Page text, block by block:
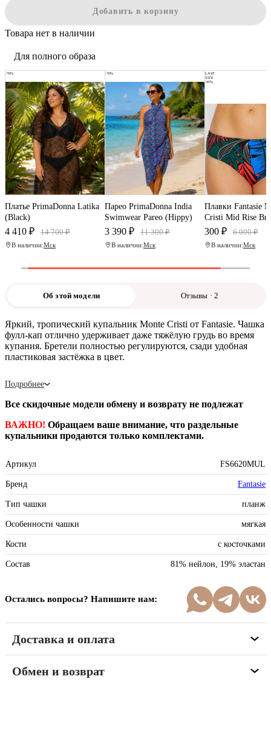
Добавить в корзину
Товара нет в наличии
Для полного образа
-70%
Платье PrimaDonna Latika
(Black)
4 410 ₽ 14 700 ₽
В наличии:Мск
-70%
Парео PrimaDonna India
Swimwear Pareo (Hippy)
3 390 ₽ 11 300 ₽
В наличии:Мск
LAST
SIZE
-95%
Плавки Fantasie
Cristi Mid Rise
300 ₽ 6 000 ₽
В наличии:Мск
Об этой модели Отзывы · 2
Яркий, тропический купальник Monte Cristi от Fantasie. Чашка
фулл-кап отлично удерживает даже тяжёлую грудь во время
купания. Бретели полностью регулируются, сзади удобная
пластиковая застёжка в цвет.
Подробнее
Все скидочные модели обмену и возврату не подлежат
ВАЖНО! Обращаем ваше внимание, что раздельные
купальники продаются только комплектами.
Артикул FS6620MUL
Бренд Fantasie
Тип чашки планж
Особенности чашки мягкая
Кости с косточками
Состав 81% нейлон, 19% эластан
Остались вопросы? Напишите нам:
Доставка и оплата
Обмен и возврат